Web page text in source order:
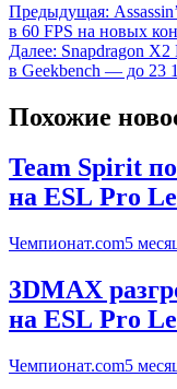
Предыдущая:
в 60 FPS на новых
Далее: Snapdragon X2
в Geekbench — до 23
Похожие
Team Spirit
на ESL Pro
Чемпионат.com5
3DMAX
на ESL Pro
Чемпионат.com5